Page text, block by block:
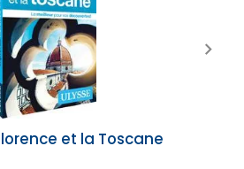
et la Toscane